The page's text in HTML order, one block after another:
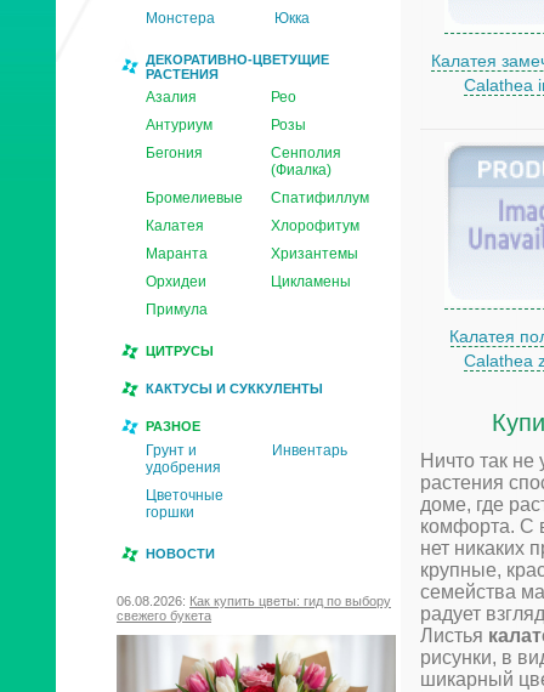
Монстера Юкка
ДЕКОРАТИВНО-ЦВЕТУЩИЕ
РАСТЕНИЯ
Азалия
Рео
Антуриум
Розы
Бегония
Сенполия
(Фиалка)
Бромелиевые
Спатифиллум
Калатея
Хлорофитум
Маранта
Хризантемы
Орхидеи
Цикламены
Примула
ЦИТРУСЫ
КАКТУСЫ И СУККУЛЕНТЫ
РАЗНОЕ
Грунт и
удобрения
Инвентарь
Цветочные
горшки
НОВОСТИ
06.08.2026: Как купить цветы: гид по выбору
свежего букета
Калатея
Calathea
Калатея
Calathea
Ничто так
растения
доме, где
комфорта. С
нет никаких
крупные,
семейства
радует
Листья
рисунки, в
шикарный